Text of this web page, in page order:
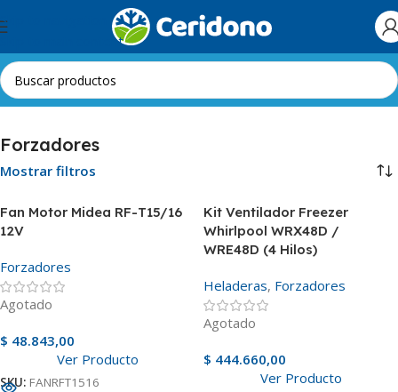
Skip to navigation
Skip to main content
Inicio Línea Blanca Heladeras Forzadores
Forzadores
Mostrar filtros
Fan Motor Midea RF-T15/16
12V
Forzadores
Agotado
$ 48.843,00
Ver Producto
SKU: FANRFT1516
Kit Ventilador Freezer
Whirlpool WRX48D /
WRE48D (4 Hilos)
Heladeras, Forzadores
Agotado
$ 444.660,00
Ver Producto